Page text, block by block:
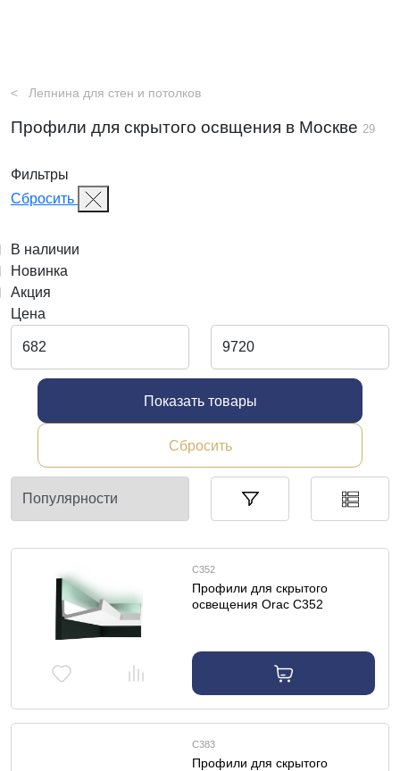
Лепнина для стен и потолков
Профили для скрытого освщения в Москве 29
Фильтры
Сбросить
В наличии
Новинка
Акция
Цена
Показать товары
Сбросить
C352
Профили для скрытого
освещения Orac C352
C383
Профили для скрытого